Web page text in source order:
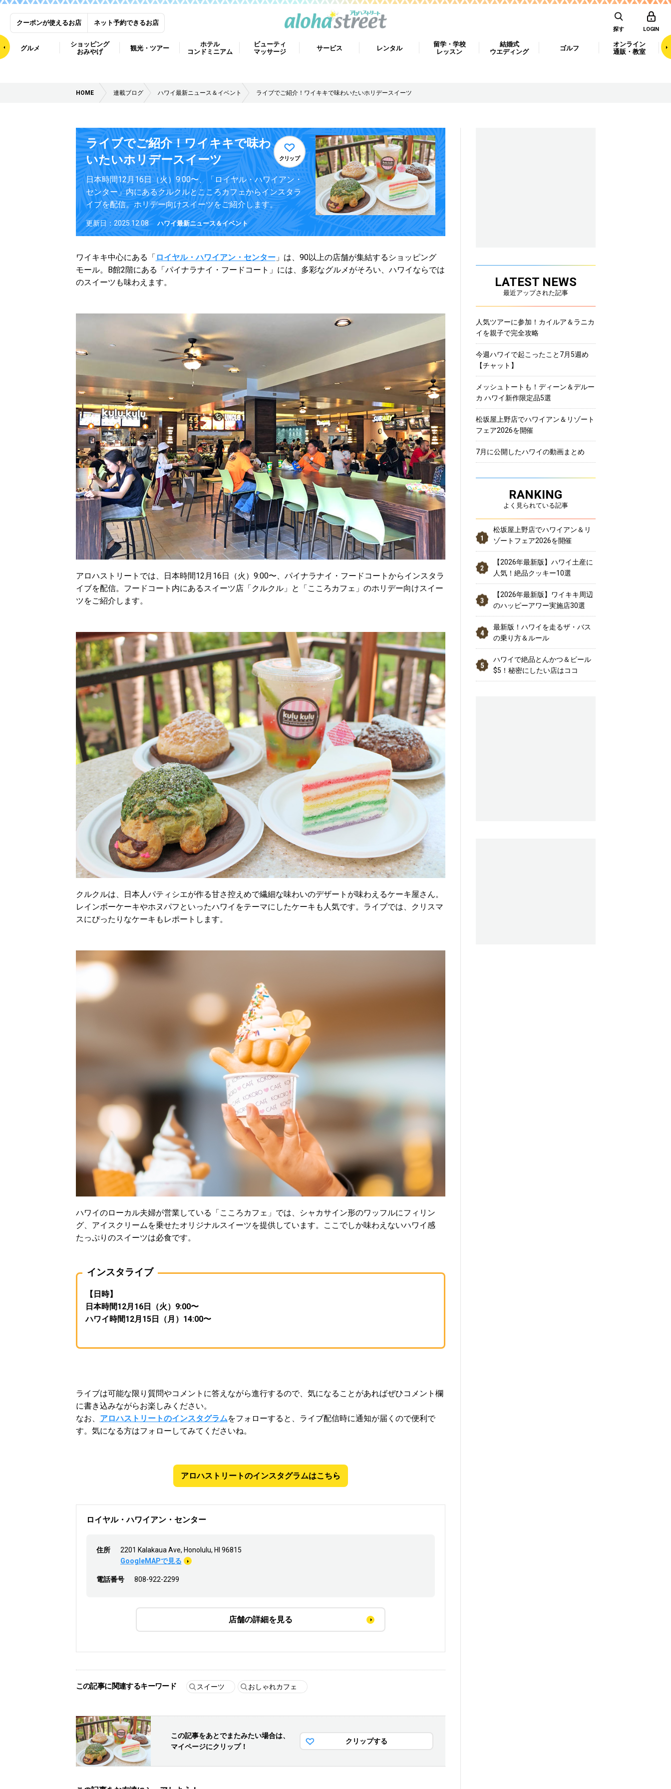
クーポンが使えるお店 ネット予約できるお店
探す LOGIN
グルメ
ショッピング
おみやげ
観光・ツアー
ホテル
コンドミニアム
ビューティ
マッサージ
サービス レンタル
留学・学校
レッスン
結婚式
ウエディング
ゴルフ
オンライン
通販・教室
HOME 連載ブログ ハワイ最新ニュース＆イベント ライブでご紹介！ワイキキで味わいたいホリデースイーツ
ライブでご紹介！ワイキキで味わ
いたいホリデースイーツ
クリップ
日本時間12月16日（火）9:00〜、「ロイヤル・ハワイアン・
センター」内にあるクルクルとこころカフェからインスタラ
イブを配信。ホリデー向けスイーツをご紹介します。
更新日：2025.12.08 ハワイ最新ニュース＆イベント
ワイキキ中心にある「 ロイヤル・ハワイアン・センター」は、90以上の店舗が集結するショッピング
モール。B館2階にある「パイナラナイ・フードコート」には、多彩なグルメがそろい、ハワイならでは
のスイーツも味わえます。
アロハストリートでは、日本時間12月16日（火）9:00〜、パイナラナイ・フードコートからインスタラ
イブを配信。フードコート内にあるスイーツ店「クルクル」と「こころカフェ」のホリデー向けスイー
ツをご紹介します。
クルクルは、日本人パティシエが作る甘さ控えめで繊細な味わいのデザートが味わえるケーキ屋さん。
レインボーケーキやホヌパフといったハワイをテーマにしたケーキも人気です。ライブでは、クリスマ
スにぴったりなケーキもレポートします。
ハワイのローカル夫婦が営業している「こころカフェ」では、シャカサイン形のワッフルにフィリン
グ、アイスクリームを乗せたオリジナルスイーツを提供しています。ここでしか味わえないハワイ感
たっぷりのスイーツは必食です。
インスタライブ
【日時】
日本時間12月16日（火）9:00〜
ハワイ時間12月15日（月）14:00〜
ライブは可能な限り質問やコメントに答えながら進行するので、気になることがあればぜひコメント欄
に書き込みながらお楽しみください。
なお、 アロハストリートのインスタグラムをフォローすると、ライブ配信時に通知が届くので便利で
す。気になる方はフォローしてみてくださいね。
アロハストリートのインスタグラムはこちら
ロイヤル・ハワイアン・センター
住所
2201 Kalakaua Ave, Honolulu, HI 96815
GoogleMAPで見る
電話番号 808-922-2299
店舗の詳細を見る
この記事に関連するキーワード スイーツ おしゃれカフェ
この記事をあとでまたみたい場合は、
マイページにクリップ！
クリップする
LATEST NEWS
最近アップされた記事
人気ツアーに参加！カイルア＆ラニカ
イを親子で完全攻略
今週ハワイで起こったこと7月5週め
【チャット】
メッシュトートも！ディーン＆デルー
カ ハワイ新作限定品5選
松坂屋上野店でハワイアン＆リゾート
フェア2026を開催
7月に公開したハワイの動画まとめ
RANKING
よく見られている記事
松坂屋上野店でハワイアン＆リ
ゾートフェア2026を開催
【2026年最新版】ハワイ土産に
人気！絶品クッキー10選
【2026年最新版】ワイキキ周辺
のハッピーアワー実施店30選
最新版！ハワイを走るザ・バス
の乗り方＆ルール
ハワイで絶品とんかつ＆ビール
$5！秘密にしたい店はココ